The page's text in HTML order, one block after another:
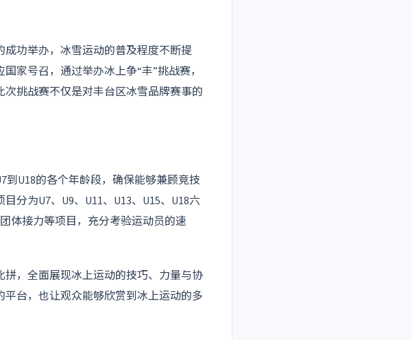
功举办，冰雪运动的普及程度不断提
家号召，通过举办冰上争“丰”挑战赛，
挑战赛不仅是对丰台区冰雪品牌赛事的
U18的各个年龄段，确保能够兼顾竞技
分为U7、U9、U11、U13、U15、U18六
体接力等项目，充分考验运动员的速
，全面展现冰上运动的技巧、力量与协
台，也让观众能够欣赏到冰上运动的多